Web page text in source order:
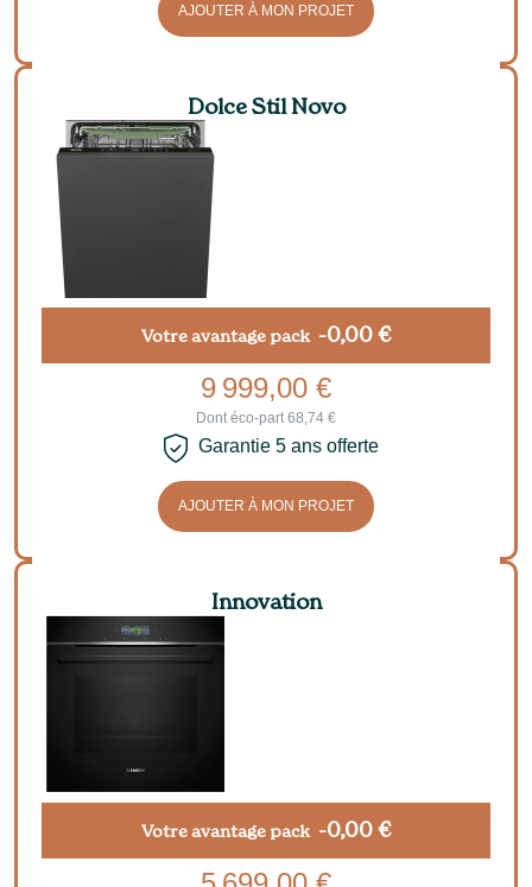
AJOUTER À MON PROJET
Dolce Stil Novo
Votre avantage pack -0,00 €
9 999,00 €
Dont éco-part 68,74 €
Garantie 5 ans offerte
AJOUTER À MON PROJET
Innovation
Votre avantage pack -0,00 €